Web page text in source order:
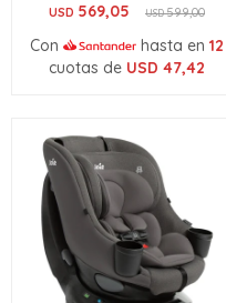
USD 569,05 USD599,00
Con hasta en 12
cuotas de USD 47,42